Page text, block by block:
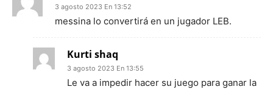
3 agosto 2023 En 13:52
messina lo convertirá en un jugador LEB.
Kurti shaq
3 agosto 2023 En 13:55
Le va a impedir hacer su juego para ganar la